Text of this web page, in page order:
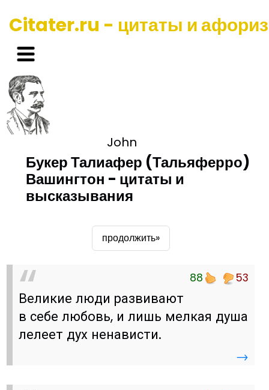
Citater.ru - цитаты и
John
Букер Талиафер (Тальяферро)
Вашингтон - цитаты и
высказывания
продолжить»
88 53
Великие люди развивают
в себе любовь, и лишь мелкая душа
лелеет дух ненависти.
→